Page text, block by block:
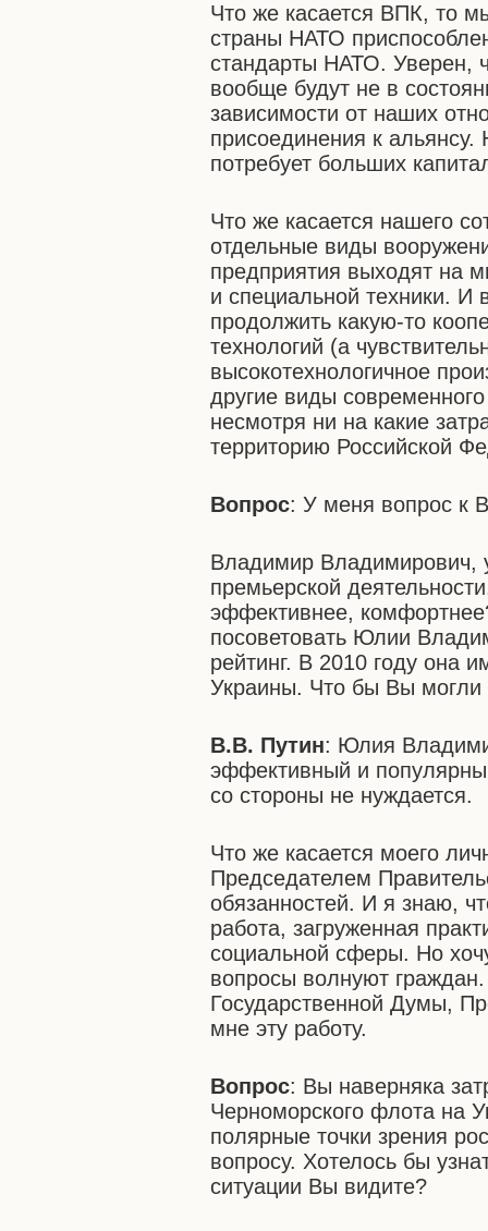
Что же касается ВПК, то
страны НАТО
стандарты НАТО. Уверен,
вообще будут не в
зависимости от наших
присоединения к альянсу.
потребует больших
Что же касается нашего
отдельные виды
предприятия выходят на
и специальной техники.
продолжить какую-то
технологий (а
высокотехнологичное
другие виды
несмотря ни на какие
территорию Российской
Вопрос: У меня вопрос к
Владимир Владимирович,
премьерской
эффективнее,
посоветовать Юлии
рейтинг. В 2010 году она
Украины. Что бы Вы могли
В.В. Путин: Юлия
эффективный и
со стороны не нуждается.
Что же касается моего
Председателем
обязанностей. И я знаю,
работа, загруженная
социальной сферы. Но
вопросы волнуют
Государственной Думы,
мне эту работу.
Вопрос: Вы наверняка
Черноморского флота на
полярные точки зрения
вопросу. Хотелось бы
ситуации Вы видите?